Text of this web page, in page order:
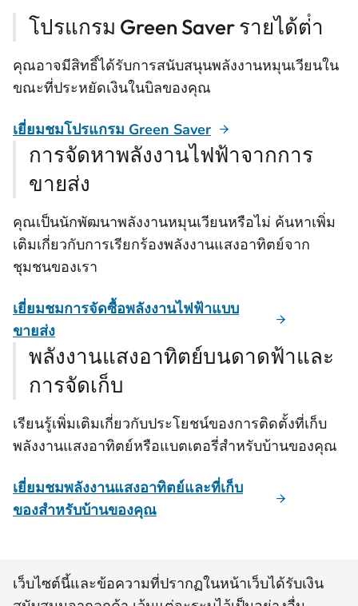
โปรแกรม Green Saver รายได้ต่ํา
คุณอาจมีสิทธิ์ได้รับการสนับสนุนพลังงานหมุนเวียนใน
ขณะที่ประหยัดเงินในบิลของคุณ
เยี่ยมชมโปรแกรม Green Saver
การจัดหาพลังงานไฟฟ้าจากการ
ขายส่ง
คุณเป็นนักพัฒนาพลังงานหมุนเวียนหรือไม่ ค้นหาเพิ่ม
เติมเกี่ยวกับการเรียกร้องพลังงานแสงอาทิตย์จาก
ชุมชนของเรา
เยี่ยมชมการจัดซื้อพลังงานไฟฟ้าแบบ
ขายส่ง
พลังงานแสงอาทิตย์บนดาดฟ้าและ
การจัดเก็บ
เรียนรู้เพิ่มเติมเกี่ยวกับประโยชน์ของการติดตั้งที่เก็บ
พลังงานแสงอาทิตย์หรือแบตเตอรี่สําหรับบ้านของคุณ
เยี่ยมชมพลังงานแสงอาทิตย์และที่เก็บ
ของสําหรับบ้านของคุณ
เว็บไซต์นี้และข้อความที่ปรากฏในหน้าเว็บได้รับเงิน